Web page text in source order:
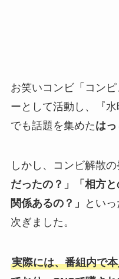
お笑いコンビ「コン
ーとして活動し、『
でも話題を集めたは
しかし、コンビ解散
だったの？」「相方
関係あるの？」
とい
次ぎました。
実際には、番組内で